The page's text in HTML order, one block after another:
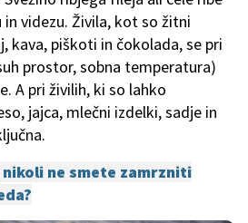
videzu. Živila, kot so žitni
kava, piškoti in čokolada, se pri
prostor, sobna temperatura)
A pri živilih, ki so lahko
jajca, mlečni izdelki, sadje in
ne smete zamrzniti